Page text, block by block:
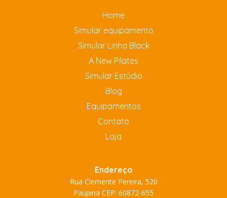
Home
Simular equipamento
Simular Linha Black
A New Pilates
Simular Estúdio
Blog
Equipamentos
Contato
Loja
Endereço
Rua Clemente Pereira, 520
Paupina CEP: 60872-655